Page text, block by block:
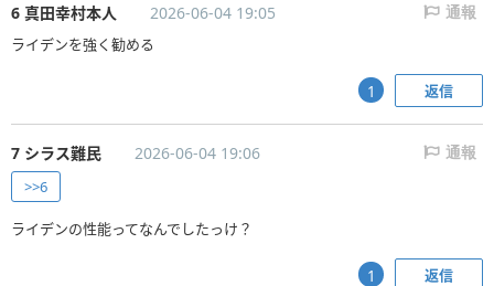
6 真田幸村本人 2026-06-04 19:05 通報
ライデンを強く勧める
返信
1
7 シラス難民 2026-06-04 19:06 通報
>>6
ライデンの性能ってなんでしたっけ？
返信
1